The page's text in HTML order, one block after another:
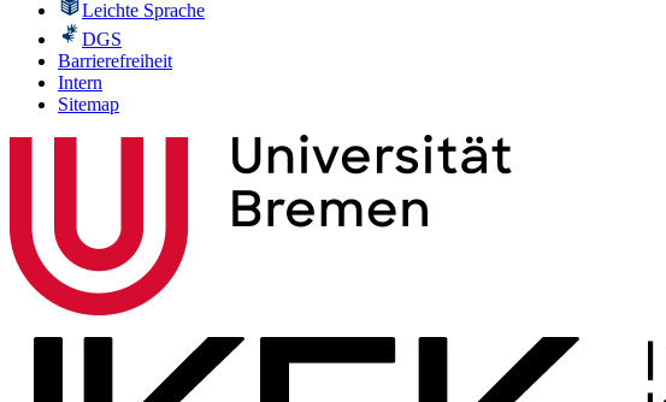
Leichte Sprache
DGS
Barrierefreiheit
Intern
Sitemap